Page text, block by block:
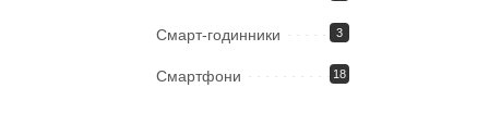
Смарт-годинники 3
Смартфони 18